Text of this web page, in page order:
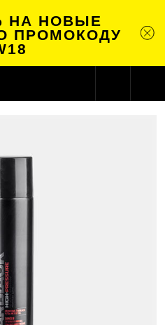
НА НОВЫЕ
ПРОМОКОДУ